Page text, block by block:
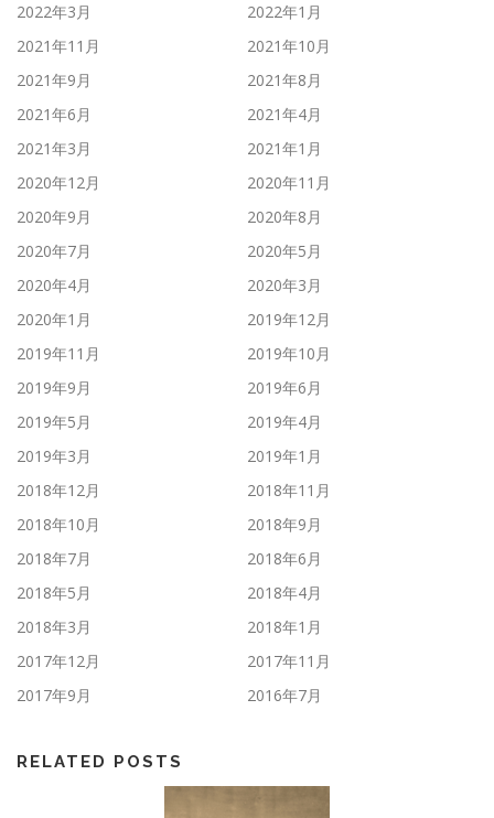
2022年3月
2022年1月
2021年11月
2021年10月
2021年9月
2021年8月
2021年6月
2021年4月
2021年3月
2021年1月
2020年12月
2020年11月
2020年9月
2020年8月
2020年7月
2020年5月
2020年4月
2020年3月
2020年1月
2019年12月
2019年11月
2019年10月
2019年9月
2019年6月
2019年5月
2019年4月
2019年3月
2019年1月
2018年12月
2018年11月
2018年10月
2018年9月
2018年7月
2018年6月
2018年5月
2018年4月
2018年3月
2018年1月
2017年12月
2017年11月
2017年9月
2016年7月
RELATED POSTS